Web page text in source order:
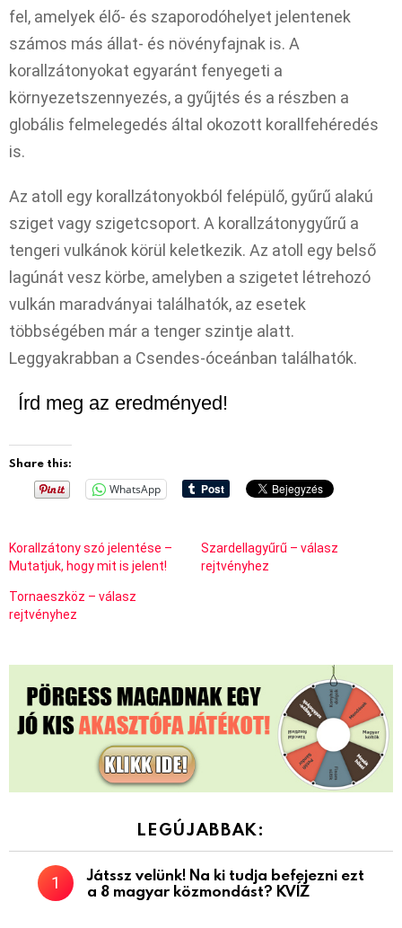
fel, amelyek élő- és szaporodóhelyet jelentenek
számos más állat- és növényfajnak is. A
korallzátonyokat egyaránt fenyegeti a
környezetszennyezés, a gyűjtés és a részben a
globális felmelegedés által okozott korallfehéredés
is.
Az atoll egy korallzátonyokból felépülő, gyűrű alakú
sziget vagy szigetcsoport. A korallzátonygyűrű a
tengeri vulkánok körül keletkezik. Az atoll egy belső
lagúnát vesz körbe, amelyben a szigetet létrehozó
vulkán maradványai találhatók, az esetek
többségében már a tenger szintje alatt.
Leggyakrabban a Csendes-óceánban találhatók.
Írd meg az eredményed!
Share this:
WhatsApp
Korallzátony szó jelentése –
Mutatjuk, hogy mit is jelent!
Szardellagyűrű – válasz
rejtvényhez
Tornaeszköz – válasz
rejtvényhez
LEGÚJABBAK:
Játssz velünk! Na ki tudja befejezni ezt
a 8 magyar közmondást? KVÍZ